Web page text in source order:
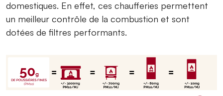
domestiques. En effet, ces chaufferies permettent
un meilleur contrôle de la combustion et sont
dotées de filtres performants.